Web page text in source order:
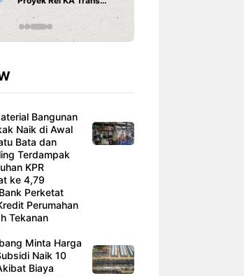
Bangunan
Naik di Awal
Bata dan
Terdampak
KPR
ke 4,79
Perketat
Perumahan
Tekanan
Minta Harga
Naik 10
Biaya